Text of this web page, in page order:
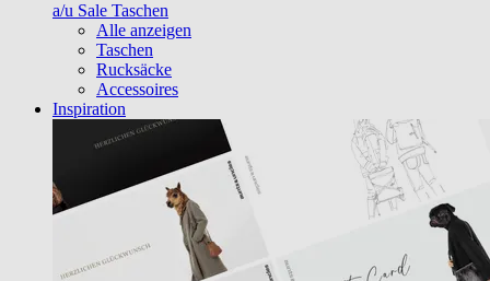
a/u Sale Taschen
Alle anzeigen
Taschen
Rucksäcke
Accessoires
Inspiration